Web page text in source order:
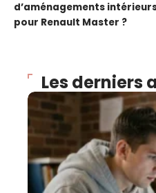
d’aménagements
pour Renault Master ?
Les derniers